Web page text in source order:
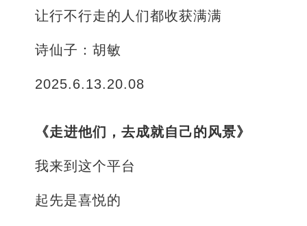
让行不行走的人们都收获满满
诗仙子：胡敏
2025.6.13.20.08
《走进他们，去成就自己的风景》
我来到这个平台
起先是喜悦的